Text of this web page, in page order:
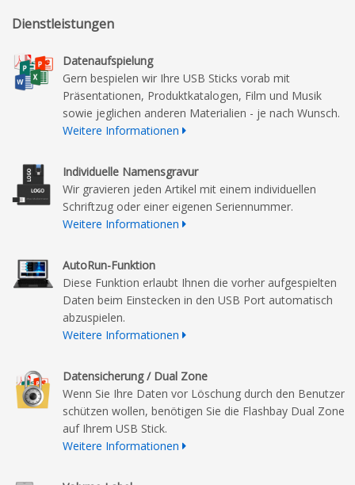
Dienstleistungen
Datenaufspielung
Gern bespielen wir Ihre USB Sticks vorab mit
Präsentationen, Produktkatalogen, Film und Musik
sowie jeglichen anderen Materialien - je nach Wunsch.
Weitere Informationen
Individuelle Namensgravur
Wir gravieren jeden Artikel mit einem individuellen
Schriftzug oder einer eigenen Seriennummer.
Weitere Informationen
AutoRun-Funktion
Diese Funktion erlaubt Ihnen die vorher aufgespielten
Daten beim Einstecken in den USB Port automatisch
abzuspielen.
Weitere Informationen
Datensicherung / Dual Zone
Wenn Sie Ihre Daten vor Löschung durch den Benutzer
schützen wollen, benötigen Sie die Flashbay Dual Zone
auf Ihrem USB Stick.
Weitere Informationen